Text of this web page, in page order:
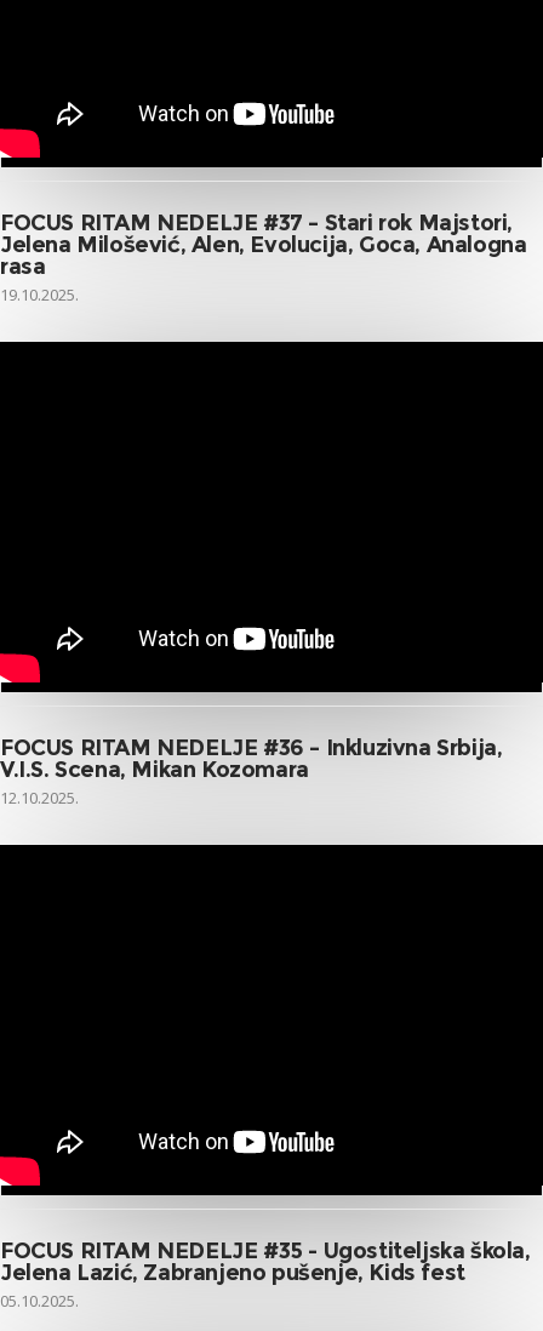
FOCUS RITAM NEDELJE #37 – Stari rok Majstori,
Jelena Milošević, Alen, Evolucija, Goca, Analogna
rasa
19.10.2025.
FOCUS RITAM NEDELJE #36 – Inkluzivna Srbija,
V.I.S. Scena, Mikan Kozomara
12.10.2025.
FOCUS RITAM NEDELJE #35 - Ugostiteljska škola,
Jelena Lazić, Zabranjeno pušenje, Kids fest
05.10.2025.